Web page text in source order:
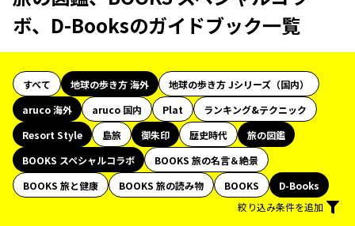
ボ、D-Booksのガイドブック一覧
すべて 地球の歩き方 海外
地球の歩き方 Jシリーズ（国内）
aruco 海外
aruco 国内 Plat
ランキング&テクニック
Resort Style
島旅 御朱印 歴史時代
旅の図鑑
BOOKS スペシャルコラボ
BOOKS 旅の名言＆絶景
BOOKS 旅と健康
BOOKS 旅の読み物 BOOKS
D-Books
絞り込み条件を追加